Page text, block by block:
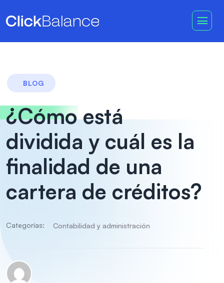
BLOG
¿Cómo está
dividida y cuál es la
finalidad de una
cartera de créditos?
Categorías: Contabilidad y administración